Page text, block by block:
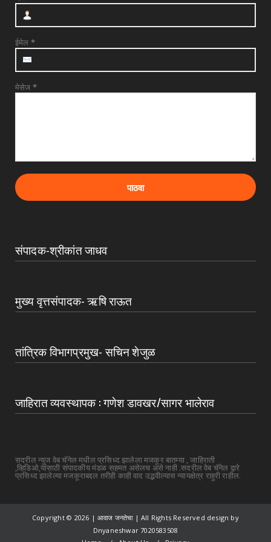
देवळाली प्रवरात उद्या बुधवारी श्री समर्थ बाबुराव
पाटील महारा...
ईमेल *
मेसेज *
संपादक-श्रीकांत जाधव
मुख्य वृत्तसंपादक- ऋषि राऊत
तांत्रिक विभागप्रमुख- सचिन शेजुळ
जाहिरात व्यवस्थापक : गणेश डावखर/सागर भालेराव
सदरील न्युज वेब चॅनेल मधील प्रसिध्द झालेला मजकूर बातम्या , जाहिराती
,व्हिडिओ,यांसाठी संपादकीय मंडळ सहमत असेलच असे नाही .सदरील वेब चॅनेल द्वारे
प्रसिध्द झालेल्या मजकूराबद्दल तरीही काही वाद उद्भवील्यास न्यायक्षेत्र राहुरी राहील.
Copyright © 2026 | आवाज जनतेचा | All Rights Reserved design by
Dnyaneshwar 7020583508